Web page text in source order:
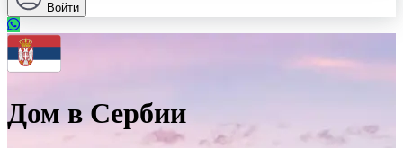
Войти
Дом в Сербии